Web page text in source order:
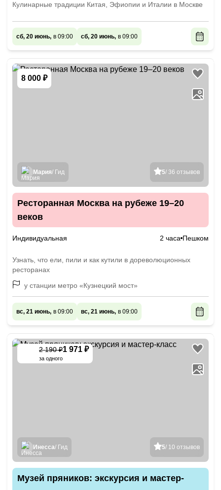
Кулинарные традиции Китая, Эфиопии и Италии в Москве
сб, 20 июнь, в 09:00 сб, 20 июнь, в 09:00
8 000 ₽
5/ 36 отзывов
Мария/ Гид
Ресторанная Москва на рубеже 19–20
веков
Индивидуальная 2 часа Пешком
Узнать, что ели, пили и как кутили в дореволюционных
ресторанах
у станции метро «Кузнецкий мост»
вс, 21 июнь, в 09:00 вс, 21 июнь, в 09:00
2 190 ₽1 971 ₽
за одного
5/ 10 отзывов
Инесса/ Гид
Музей пряников: экскурсия и мастер-